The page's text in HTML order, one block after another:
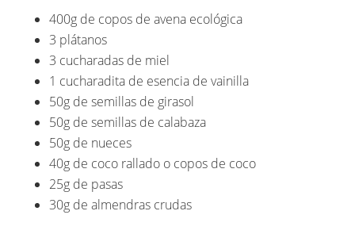
400g de copos de avena ecológica
3 plátanos
3 cucharadas de miel
1 cucharadita de esencia de vainilla
50g de semillas de girasol
50g de semillas de calabaza
50g de nueces
40g de coco rallado o copos de coco
25g de pasas
30g de almendras crudas